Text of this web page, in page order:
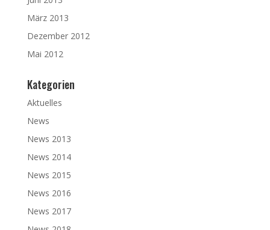
März 2013
Dezember 2012
Mai 2012
Kategorien
Aktuelles
News
News 2013
News 2014
News 2015
News 2016
News 2017